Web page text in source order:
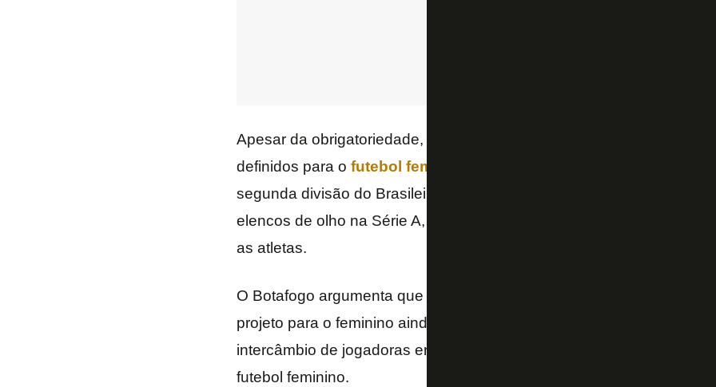
Apesar da obrigatoriedade, tanto Botafogo e Vasco não têm planos
definidos para o futebol feminino
segunda divisão do Brasileiro da categoria, que começa em maio, e
elencos de olho na Série A, que obriga a assinatura de contratos
as atletas.
O Botafogo argumenta que como está no início da nova gestão, com
projeto para o feminino ainda está embrionário. Não se sabe, por
intercâmbio de jogadoras entre os times de Textor — o
futebol feminino.